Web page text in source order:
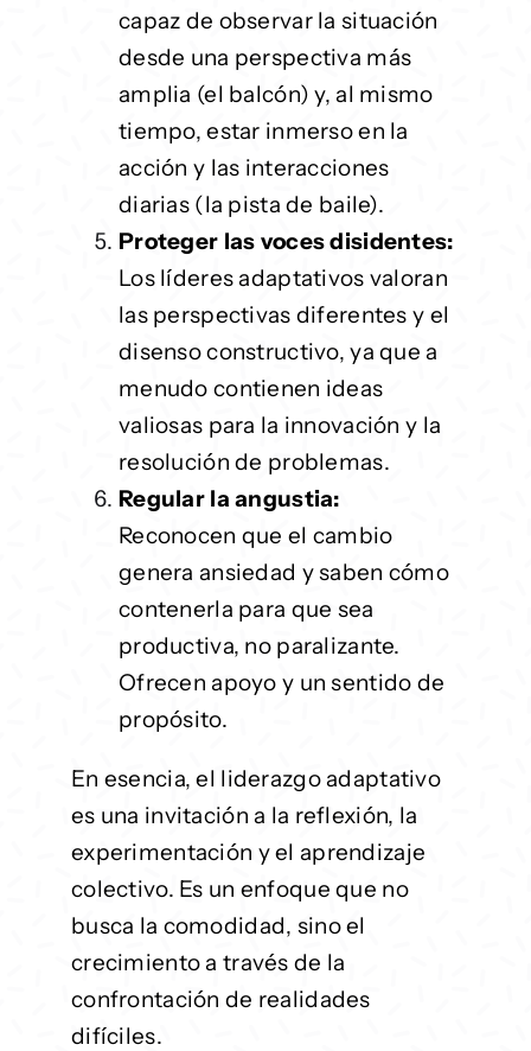
capaz de observar la situación
desde una perspectiva más
amplia (el balcón) y, al mismo
tiempo, estar inmerso en la
acción y las interacciones
diarias (la pista de baile).
Proteger las voces disidentes:
Los líderes adaptativos valoran
las perspectivas diferentes y el
disenso constructivo, ya que a
menudo contienen ideas
valiosas para la innovación y la
resolución de problemas.
Regular la angustia:
Reconocen que el cambio
genera ansiedad y saben cómo
contenerla para que sea
productiva, no paralizante.
Ofrecen apoyo y un sentido de
propósito.
En esencia, el liderazgo adaptativo
es una invitación a la reflexión, la
experimentación y el aprendizaje
colectivo. Es un enfoque que no
busca la comodidad, sino el
crecimiento a través de la
confrontación de realidades
difíciles.